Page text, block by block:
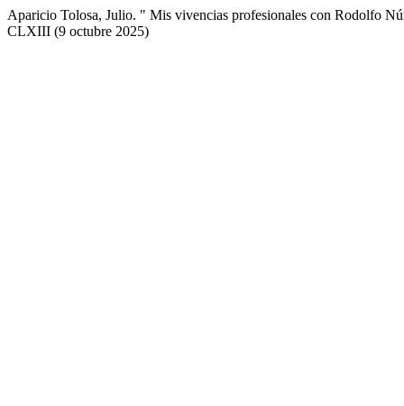
Aparicio Tolosa, Julio. " Mis vivencias profesionales con Rodolfo
CLXIII (9 octubre 2025)